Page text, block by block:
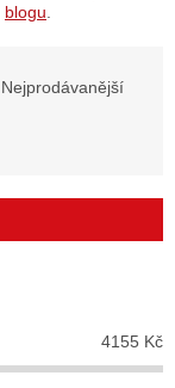
blogu
Nejprodávanější
4155 Kč